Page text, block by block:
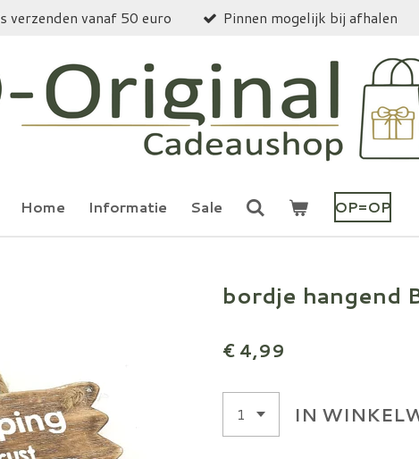
verzenden vanaf 50 euro Pinnen mogelijk bij afhalen
Home Informatie Sale OP=OP
bordje hangend
€ 4,99
IN